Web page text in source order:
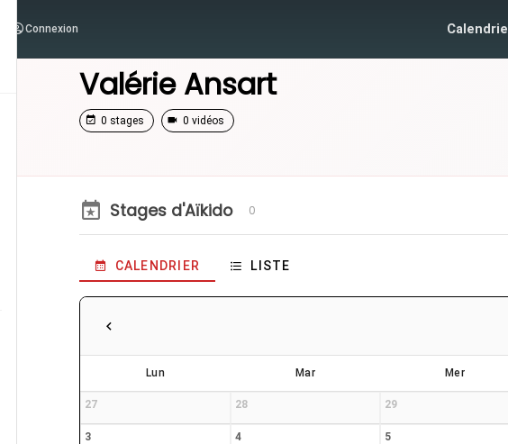
Connexion
Valérie Ansart
0 stages 0 vidéos
Stages d'Aïkido 0
CALENDRIER LISTE
Lun Mar Mer
27 28 29
3 4 5